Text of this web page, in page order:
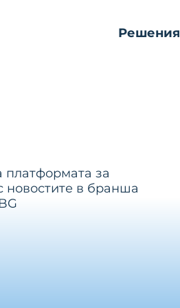
Решения
платформата за
новостите в бранша